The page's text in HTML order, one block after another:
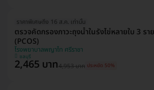
ราคาพิเศษถึง 16 ส.ค. เท่านั้น
ตรวจคัดกรองภาวะถุงน้ำในรังไข่หลายใบ 3 รา
(PCOS)
โรงพยาบาลพญาไท ศรีราชา
ชลบุรี
2,465 บาท4,953 บาท ประหยัด 50%